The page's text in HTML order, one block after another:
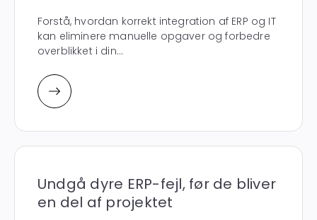
Forstå, hvordan korrekt integration af ERP og IT
kan eliminere manuelle opgaver og forbedre
overblikket i din...
Undgå dyre ERP-fejl, før de bliver
en del af projektet